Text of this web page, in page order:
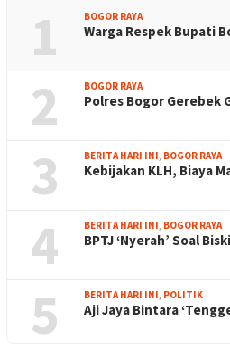
1 BOGOR RAYA
Warga Respek Bupati
2 BOGOR RAYA
Polres Bogor Gerebek
3 BERITA HARI INI, BOGOR RAYA
Kebijakan KLH, Biaya
4 BERITA HARI INI, BOGOR RAYA
BPTJ ‘Nyerah’ Soal
5 BERITA HARI INI, POLITIK
Aji Jaya Bintara